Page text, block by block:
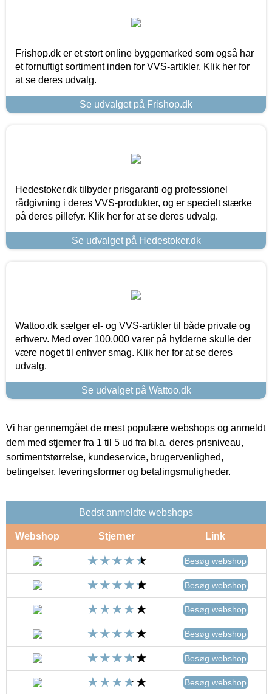
Frishop.dk er et stort online byggemarked som også har
et fornuftigt sortiment inden for VVS-artikler. Klik her for
at se deres udvalg.
Se udvalget på Frishop.dk
Hedestoker.dk tilbyder prisgaranti og professionel
rådgivning i deres VVS-produkter, og er specielt stærke
på deres pillefyr. Klik her for at se deres udvalg.
Se udvalget på Hedestoker.dk
Wattoo.dk sælger el- og VVS-artikler til både private og
erhverv. Med over 100.000 varer på hylderne skulle der
være noget til enhver smag. Klik her for at se deres
udvalg.
Se udvalget på Wattoo.dk
Vi har gennemgået de mest populære webshops og anmeldt
dem med stjerner fra 1 til 5 ud fra bl.a. deres prisniveau,
sortimentstørrelse, kundeservice, brugervenlighed,
betingelser, leveringsformer og betalingsmuligheder.
Bedst anmeldte webshops
Webshop Stjerner Link
Besøg webshop
Besøg webshop
Besøg webshop
Besøg webshop
Besøg webshop
Besøg webshop